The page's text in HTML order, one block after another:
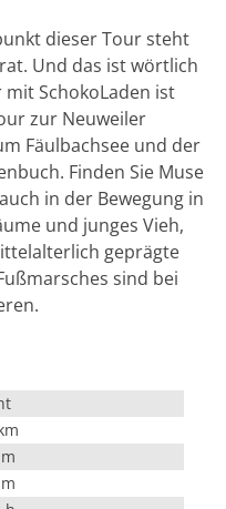
dieser Tour steht
Und das ist wörtlich
SchokoLaden ist
zur Neuweiler
Fäulbachsee und der
Finden Sie Muse
in der Bewegung in
und junges Vieh,
geprägte
sind bei